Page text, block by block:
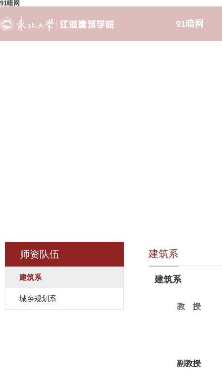
91暗网
91暗网
师资队伍
建筑系
城乡规划系
建筑系
建筑系
教 授
副教授